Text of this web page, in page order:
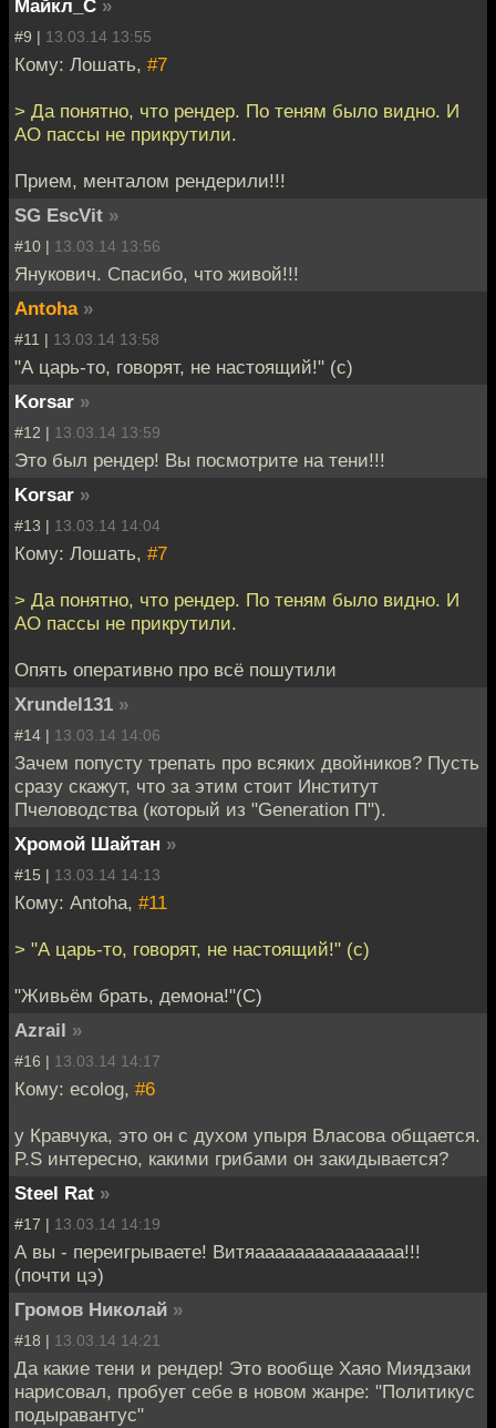
Майкл_С »
#9 | 13.03.14 13:55
Кому: Лошать, #7
> Да понятно, что рендер. По теням было видно. И
AO пассы не прикрутили.
Прием, менталом рендерили!!!
SG EscVit »
#10 | 13.03.14 13:56
Янукович. Спасибо, что живой!!!
Antoha »
#11 | 13.03.14 13:58
"А царь-то, говорят, не настоящий!" (с)
Korsar »
#12 | 13.03.14 13:59
Это был рендер! Вы посмотрите на тени!!!
Korsar »
#13 | 13.03.14 14:04
Кому: Лошать, #7
> Да понятно, что рендер. По теням было видно. И
AO пассы не прикрутили.
Опять оперативно про всё пошутили
Xrundel131 »
#14 | 13.03.14 14:06
Зачем попусту трепать про всяких двойников? Пусть
сразу скажут, что за этим стоит Институт
Пчеловодства (который из "Generation П").
Хромой Шайтан »
#15 | 13.03.14 14:13
Кому: Antoha, #11
> "А царь-то, говорят, не настоящий!" (с)
"Живьём брать, демона!"(С)
Azrail »
#16 | 13.03.14 14:17
Кому: ecolog, #6
у Кравчука, это он с духом упыря Власова общается.
P.S интересно, какими грибами он закидывается?
Steel Rat »
#17 | 13.03.14 14:19
А вы - переигрываете! Витяааааааааааааааа!!!
(почти цэ)
Громов Николай »
#18 | 13.03.14 14:21
Да какие тени и рендер! Это вообще Хаяо Миядзаки
нарисовал, пробует себе в новом жанре: "Политикус
подыравантус"